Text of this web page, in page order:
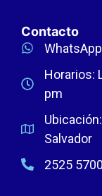
Contacto
WhatsApp
Horarios:
pm
Salvador
2525 5700